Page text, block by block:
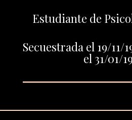
Estudiante de
Secuestrada el 19/11/
el 31/01/